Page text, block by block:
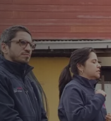
Fondo
familia
costear